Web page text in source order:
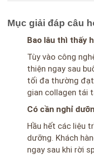
Mục giải đáp câu
Bao lâu thì thấy
Tùy vào công
thiện ngay sau
tối đa thường
gian collagen tái
Có cần nghỉ
Hầu hết các liệu
dưỡng. Khách
ngay sau khi rời